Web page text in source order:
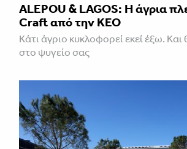
ALEPOU & LAGOS: Η άγρια
Craft από την ΚΕΟ
Κάτι άγριο κυκλοφορεί εκεί έξω. Και
στο ψυγείο σας